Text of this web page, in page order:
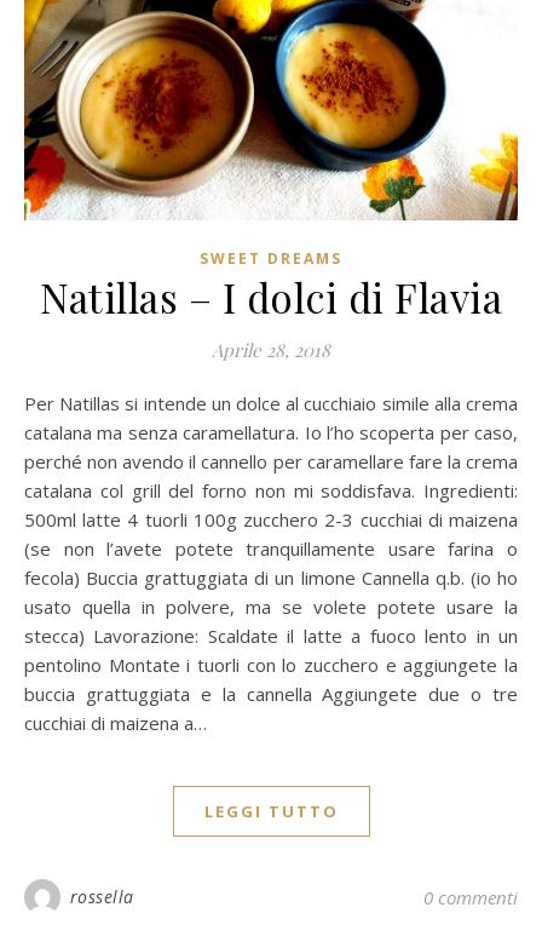
SWEET DREAMS
Natillas – I dolci di Flavia
Aprile 28, 2018
Per Natillas si intende un dolce al cucchiaio simile alla crema
catalana ma senza caramellatura. Io l’ho scoperta per caso,
perché non avendo il cannello per caramellare fare la crema
catalana col grill del forno non mi soddisfava. Ingredienti:
500ml latte 4 tuorli 100g zucchero 2-3 cucchiai di maizena
(se non l’avete potete tranquillamente usare farina o
fecola) Buccia grattuggiata di un limone Cannella q.b. (io ho
usato quella in polvere, ma se volete potete usare la
stecca) Lavorazione: Scaldate il latte a fuoco lento in un
pentolino Montate i tuorli con lo zucchero e aggiungete la
buccia grattuggiata e la cannella Aggiungete due o tre
cucchiai di maizena a…
LEGGI TUTTO
rossella 0 commenti